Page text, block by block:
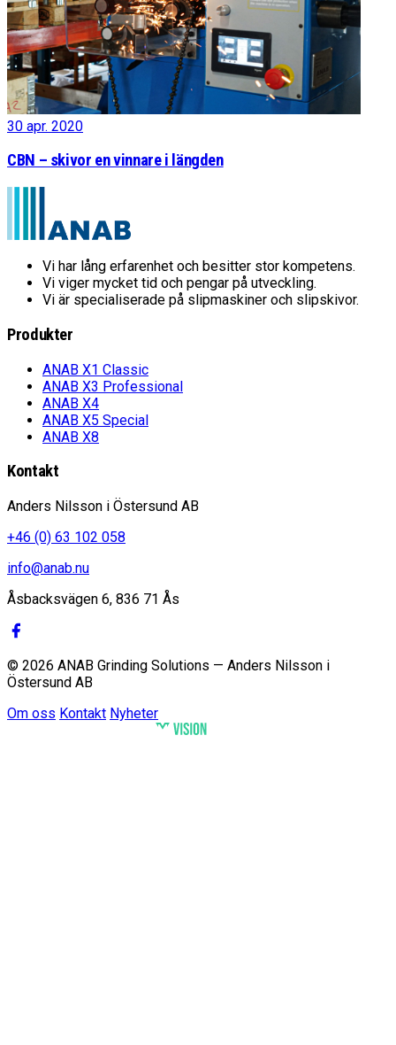
30 apr. 2020
CBN – skivor en vinnare i längden
Vi har lång erfarenhet och besitter stor kompetens.
Vi viger mycket tid och pengar på utveckling.
Vi är specialiserade på slipmaskiner och slipskivor.
Produkter
ANAB X1 Classic
ANAB X3 Professional
ANAB X4
ANAB X5 Special
ANAB X8
Kontakt
Anders Nilsson i Östersund AB
+46 (0) 63 102 058
info@anab.nu
Åsbacksvägen 6, 836 71 Ås
© 2026 ANAB Grinding Solutions — Anders Nilsson i
Östersund AB
Om oss Kontakt Nyheter